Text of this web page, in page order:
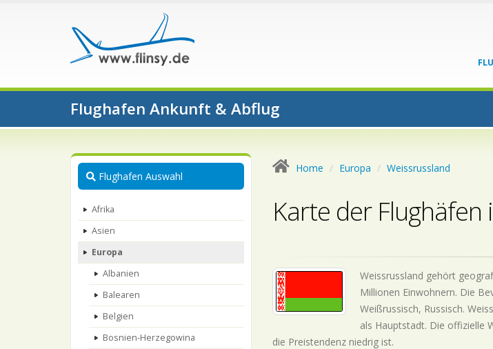
Flughafen Ankunft & Abflug
Flughafen Auswahl
Afrika
Asien
Europa
Albanien
Balearen
Belgien
Bosnien-Herzegowina
Home Europa Weissrussland
Karte der Flughäfen
Weissrussland gehört
Millionen Einwohnern. Die
Weißrussisch, Russisch.
als Hauptstadt. Die offizielle
die Preistendenz niedrigist.